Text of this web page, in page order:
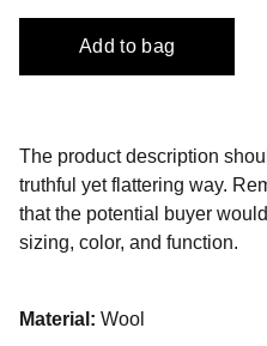
Add to bag
The product description
truthful yet flattering way.
that the potential buyer
sizing, color, and function.
Material: Wool